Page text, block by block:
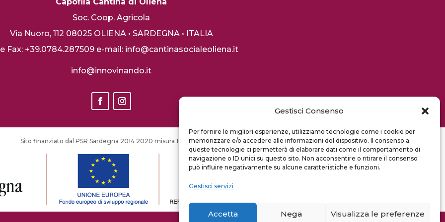
Gestisci Consenso
Per fornire le migliori esperienze, utilizziamo tecnologie come i cookie per
memorizzare e/o accedere alle informazioni del dispositivo. Il consenso a
queste tecnologie ci permetterà di elaborare dati come il comportamento di
navigazione o ID unici su questo sito. Non acconsentire o ritirare il consenso
può influire negativamente su alcune caratteristiche e funzioni.
Gestisci servizi
Accetta Nega Visualizza le preferenze
Soc. Coop. Agricola
Via Nuoro, 112 08025 OLIENA • SARDEGNA • ITALIA
Fax: +39.0784.287509 e-mail: info@cantinasocialeoliena.it
info@innovinando.it
Sito finanziato dal PSR Sardegna 2014 2020 misura 16.1 I fase